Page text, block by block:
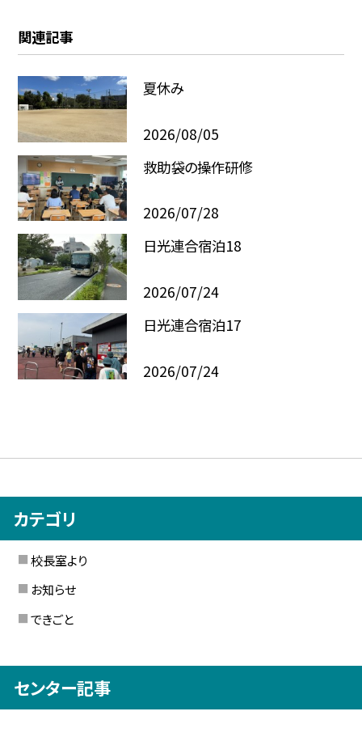
関連記事
夏休み
2026/08/05
救助袋の操作研修
2026/07/28
日光連合宿泊18
2026/07/24
日光連合宿泊17
2026/07/24
カテゴリ
校長室より
お知らせ
できごと
センター記事